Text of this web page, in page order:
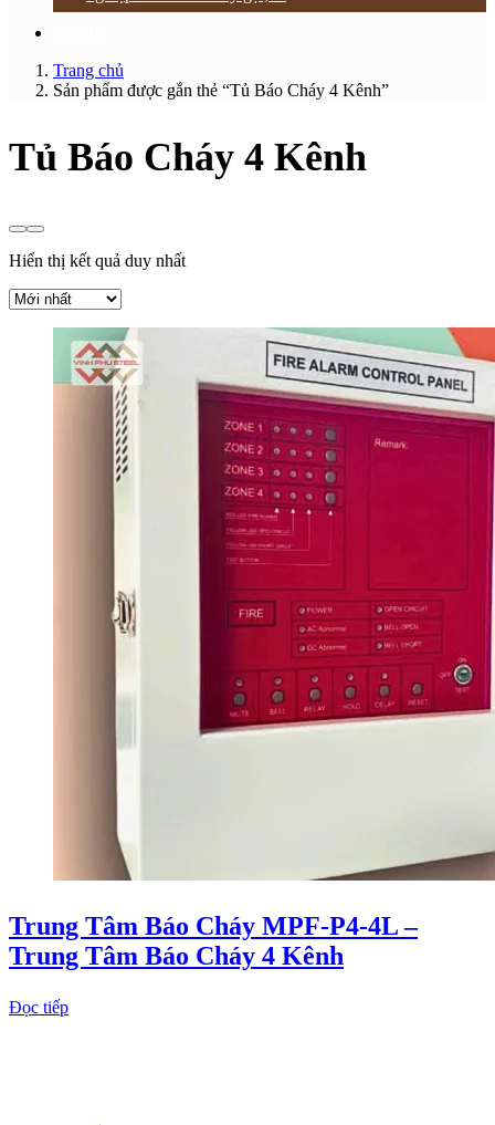
Trang chủ
Sản phẩm được gắn thẻ “Tủ Báo Cháy 4 Kênh”
Tủ Báo Cháy 4 Kênh
Hiển thị kết quả duy nhất
Trung Tâm Báo Cháy MPF‑P4‑4L –
Trung Tâm Báo Cháy 4 Kênh
Đọc tiếp